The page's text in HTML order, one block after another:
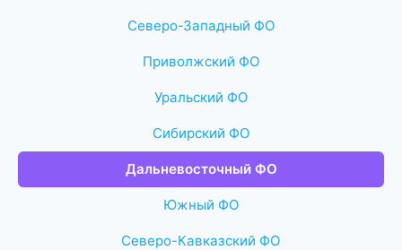
Северо-Западный ФО
Приволжский ФО
Уральский ФО
Сибирский ФО
Дальневосточный ФО
Южный ФО
Северо-Кавказский ФО